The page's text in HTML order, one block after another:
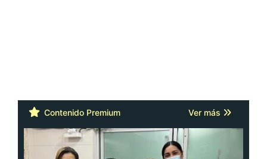
Contenido Premium Ver más